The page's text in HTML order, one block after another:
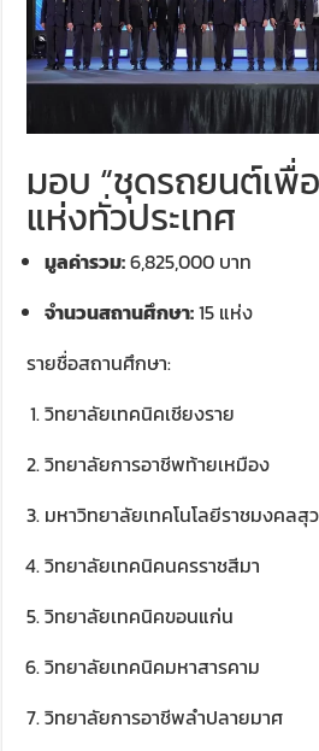
มอบ “ชุดรถยนต์เพื่
แห่งทั่วประเทศ
มูลค่ารวม:6,825,000 บาท
จำนวนสถานศึกษา:15 แห่ง
รายชื่อสถานศึกษา:
วิทยาลัยเทคนิคเชียงราย
วิทยาลัยการอาชีพท้ายเหมือง
มหาวิทยาลัยเทคโนโลยีราชมงค
วิทยาลัยเทคนิคนครราชสีมา
วิทยาลัยเทคนิคขอนแก่น
วิทยาลัยเทคนิคมหาสารคาม
วิทยาลัยการอาชีพลำปลายมาศ